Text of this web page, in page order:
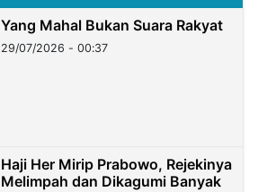
Yang Mahal Bukan Suara Rakyat
29/07/2026 - 00:37
Haji Her Mirip Prabowo, Rejekinya
Melimpah dan Dikagumi Banyak